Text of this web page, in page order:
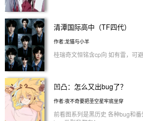
清潭国际高中（TF四代）
作者:龙猫与小羊
桂瑞奇文恒铭含cp向 如有雷，可
凹凸：怎么又出bug了？
作者:夜不奇要把圣空星牢底坐穿
前看图系列是黑历史 各种bug和